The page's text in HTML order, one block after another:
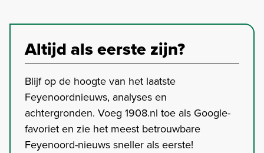
Altijd als eerste zijn?
Blijf op de hoogte van het laatste
Feyenoordnieuws, analyses en
achtergronden. Voeg 1908.nl toe als Google-
favoriet en zie het meest betrouwbare
Feyenoord-nieuws sneller als eerste!